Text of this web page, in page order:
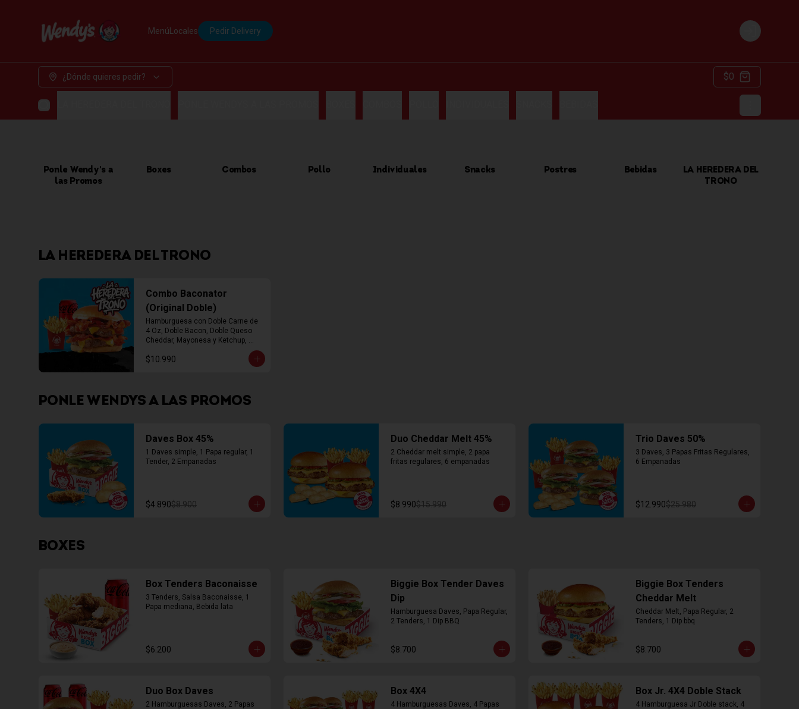
Menú Locales Pedir Delivery
Login
¿Dónde quieres pedir? $0
Ponle Wendy's a
las Promos
Boxes Combos Pollo Individuales Snacks Postres Bebidas
LA HEREDERA DEL
TRONO
LA HEREDERA DEL TRONO
Combo Baconator
(Original Doble)
Hamburguesa con Doble Carne de
4 Oz, Doble Bacon, Doble Queso
Cheddar, Mayonesa y Ketchup,
Papas Fritas Mediana, Bebida Lata
$10.990
PONLE WENDYS A LAS PROMOS
Daves Box 45%
1 Daves simple, 1 Papa regular, 1
Tender, 2 Empanadas
$4.890$8.900
Duo Cheddar Melt 45%
2 Cheddar melt simple, 2 papa
fritas regulares, 6 empanadas
$8.990$15.990
Trio Daves 50%
3 Daves, 3 Papas Fritas Regulares,
6 Empanadas
$12.990$25.980
BOXES
Box Tenders Baconaisse
3 Tenders, Salsa Baconaisse, 1
Papa mediana, Bebida lata
$6.200
Biggie Box Tender Daves
Dip
Hamburguesa Daves, Papa Regular,
2 Tenders, 1 Dip BBQ
$8.700
Biggie Box Tenders
Cheddar Melt
Cheddar Melt, Papa Regular, 2
Tenders, 1 Dip bbq
$8.700
Duo Box Daves
2 Hamburguesas Daves, 2 Papas
Box 4X4
4 Hamburguesas Daves, 4 Papas
Box Jr. 4X4 Doble Stack
4 Hamburguesa Jr Doble stack, 4